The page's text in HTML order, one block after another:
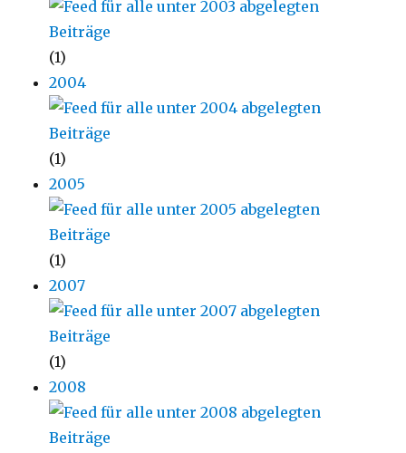
(1)
2004
(1)
2005
(1)
2007
(1)
2008